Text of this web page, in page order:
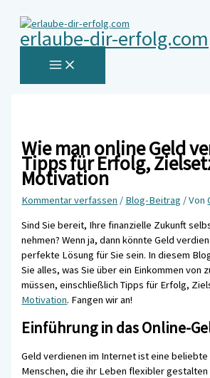
Inhalt
springen
erlaube-dir-erfolg.com
Wie man online Geld
Tipps für Erfolg,
Motivation
Kommentar verfassen / Blog-Beitrag / Von
Sind Sie bereit, Ihre finanzielle Zukunft
nehmen? Wenn ja, dann könnte Geld
perfekte Lösung für Sie sein. In diesem
Sie alles, was Sie über ein Einkommen von
müssen, einschließlich Tipps für Erfolg,
Motivation. Fangen wir an!
Einführung in das Online-
Geld verdienen im Internet ist eine
Menschen, die ihr Leben flexibler gestalten
eingeben…
Mail-
Adresse*